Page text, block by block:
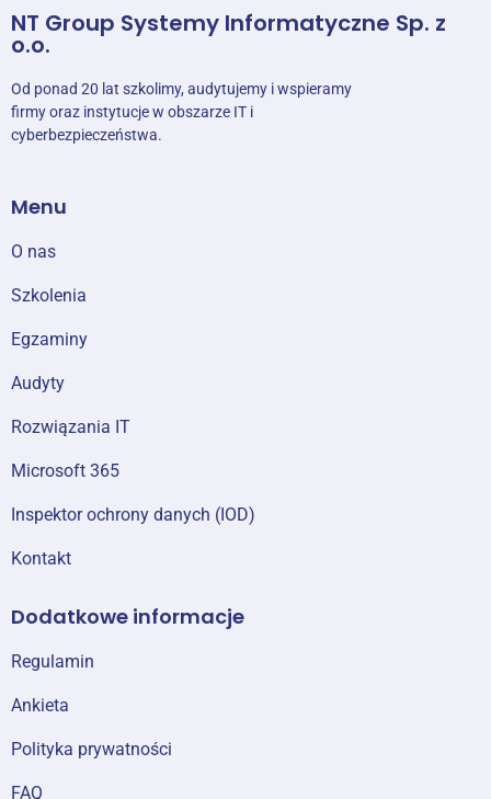
NT Group Systemy Informatyczne Sp. z
o.o.
Od ponad 20 lat szkolimy, audytujemy i wspieramy
firmy oraz instytucje w obszarze IT i
cyberbezpieczeństwa.
Menu
O nas
Szkolenia
Egzaminy
Audyty
Rozwiązania IT
Microsoft 365
Inspektor ochrony danych (IOD)
Kontakt
Dodatkowe informacje
Regulamin
Ankieta
Polityka prywatności
FAQ